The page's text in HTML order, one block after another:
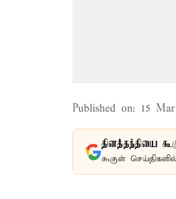
Published on: 15
தினத்தந்தியை
கூகுள்